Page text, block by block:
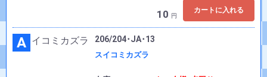
10 円
カートに入れる
A 206/204･JA･13
スイコミカズラ